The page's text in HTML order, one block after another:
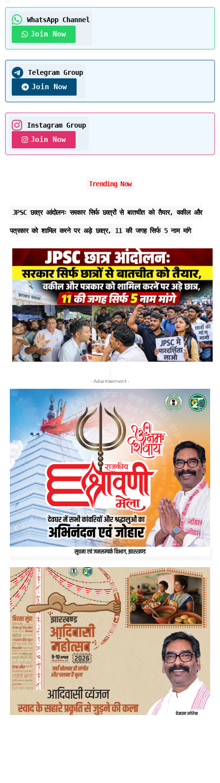
WhatsApp Channel
Join Now
Telegram Group
Join Now
Instagram Group
Join Now
Trending Now
JPSC छात्र आंदोलनः सरकार सिर्फ छात्रों से बातचीत को तैयार, वकील और
पत्रकार को शामिल करने पर अड़े छात्र, 11 की जगह सिर्फ 5 नाम मांगे
- Advertisement -